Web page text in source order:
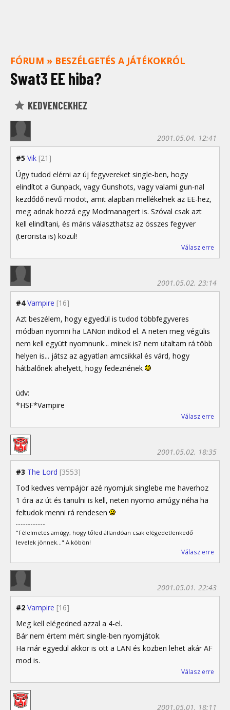
FÓRUM » BESZÉLGETÉS A JÁTÉKOKRÓL
Swat3 EE hiba?
KEDVENCEKHEZ
#5 Vik [21]
2001.05.04. 12:41
Úgy tudod elérni az új fegyvereket single-ben, hogy
elindítot a Gunpack, vagy Gunshots, vagy valami gun-nal
kezdődő nevű modot, amit alapban mellékelnek az EE-hez,
meg adnak hozzá egy Modmanagert is. Szóval csak azt
kell elindítani, és máris választhatsz az összes fegyver
(terorista is) közül!
Válasz erre
#4 Vampire [16]
2001.05.02. 23:14
Azt beszélem, hogy egyedül is tudod többfegyveres
módban nyomni ha LANon indítod el. A neten meg végülis
nem kell együtt nyomnunk... minek is? nem utaltam rá több
helyen is... játsz az agyatlan amcsikkal és várd, hogy
hátbalőnek ahelyett, hogy fedeznének
üdv:
*HSF*Vampire
Válasz erre
#3 The Lord [3553]
2001.05.02. 18:35
Tod kedves vempájör azé nyomjuk singlebe me haverhoz
1 óra az út és tanulni is kell, neten nyomo amúgy néha ha
feltudok menni rá rendesen
"Félelmetes amúgy, hogy tőled állandóan csak elégedetlenkedő
levelek jönnek..." A köbön!
Válasz erre
#2 Vampire [16]
2001.05.01. 22:43
Meg kell elégedned azzal a 4-el.
Bár nem értem mért single-ben nyomjátok.
Ha már egyedül akkor is ott a LAN és közben lehet akár AF
mod is.
Válasz erre
2001.05.01. 18:11